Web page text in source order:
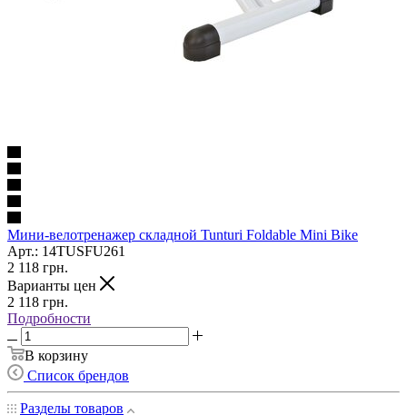
Мини-велотренажер складной Tunturi Foldable Mini Bike
Арт.: 14TUSFU261
2 118 грн.
Варианты цен
2 118 грн.
Подробности
В корзину
Список брендов
Разделы товаров